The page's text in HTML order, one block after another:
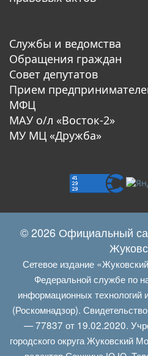
Службы и ведомства
Обращения граждан
Совет депутатов
Прием
МФЦ
МАУ о/л «Восток-2»
МУ МЦ «Дружба»
© 2026 Официальный
Сетевое издание
Федеральной службе по
информационных технологий
(Роскомнадзор).
— 77837 от 19.02.2020.
городского округа Жуковский